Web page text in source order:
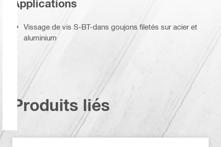
Applications
Vissage de vis S-BT-dans goujons filetés sur acier et
aluminium
Produits liés